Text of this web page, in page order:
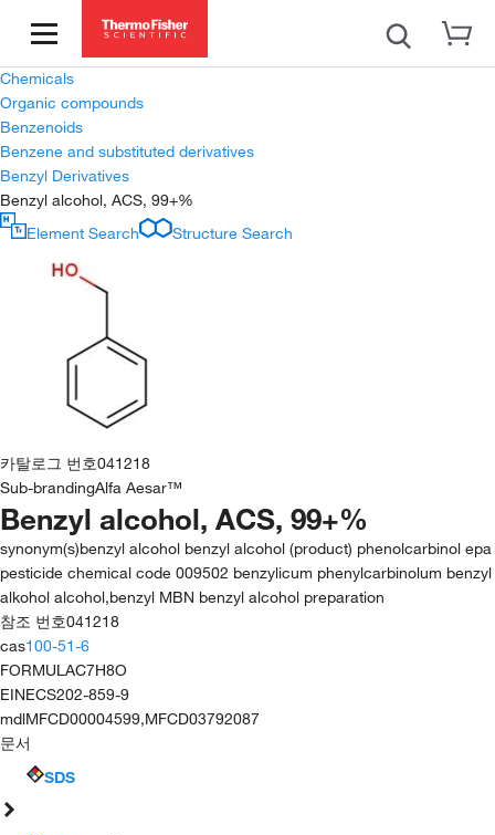
Chemicals
Organic compounds
Benzenoids
Benzene and substituted derivatives
Benzyl Derivatives
Benzyl alcohol, ACS, 99+%
Element Search
Structure Search
카탈로그 번호041218
Sub-brandingAlfa Aesar™
Benzyl alcohol, ACS, 99+%
synonym(s)benzyl alcohol benzyl alcohol (product) phenolcarbinol epa
pesticide chemical code 009502 benzylicum phenylcarbinolum benzyl
alkohol alcohol,benzyl MBN benzyl alcohol preparation
참조 번호041218
cas100-51-6
FORMULAC7H8O
EINECS202-859-9
mdlMFCD00004599,MFCD03792087
문서
SDS